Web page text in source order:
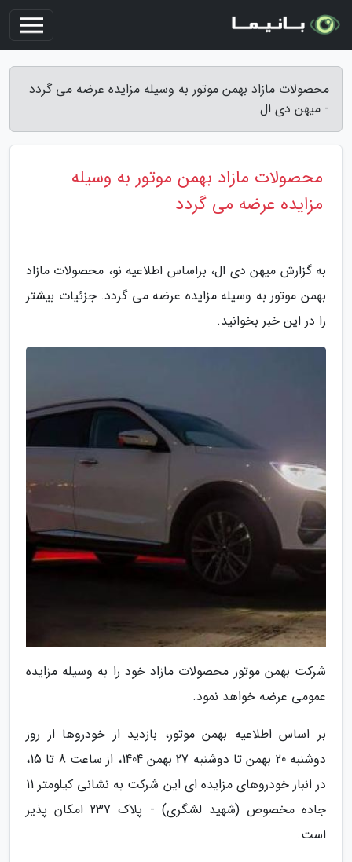
محصولات مازاد بهمن موتور به وسیله مزایده عرضه می گردد
- میهن دی ال
محصولات مازاد بهمن موتور به وسیله
مزایده عرضه می گردد
به گزارش میهن دی ال، براساس اطلاعیه نو، محصولات مازاد
بهمن موتور به وسیله مزایده عرضه می گردد. جزئیات بیشتر
را در این خبر بخوانید.
شرکت بهمن موتور محصولات مازاد خود را به وسیله مزایده
عمومی عرضه خواهد نمود.
بر اساس اطلاعیه بهمن موتور، بازدید از خودروها از روز
دوشنبه 20 بهمن تا دوشنبه 27 بهمن 1404، از ساعت 8 تا 15،
در انبار خودروهای مزایده ای این شرکت به نشانی کیلومتر 11
جاده مخصوص (شهید لشگری) - پلاک 237 امکان پذیر
است.